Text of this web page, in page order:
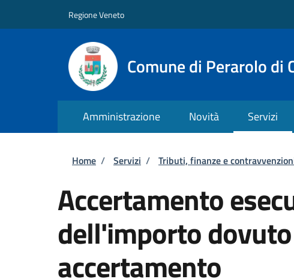
Regione Veneto
Comune di Perarolo di
Amministrazione Novità Servizi
Briciole di pane
Home / Servizi / Tributi, finanze e
Accertamento
dell'importo
accertamento